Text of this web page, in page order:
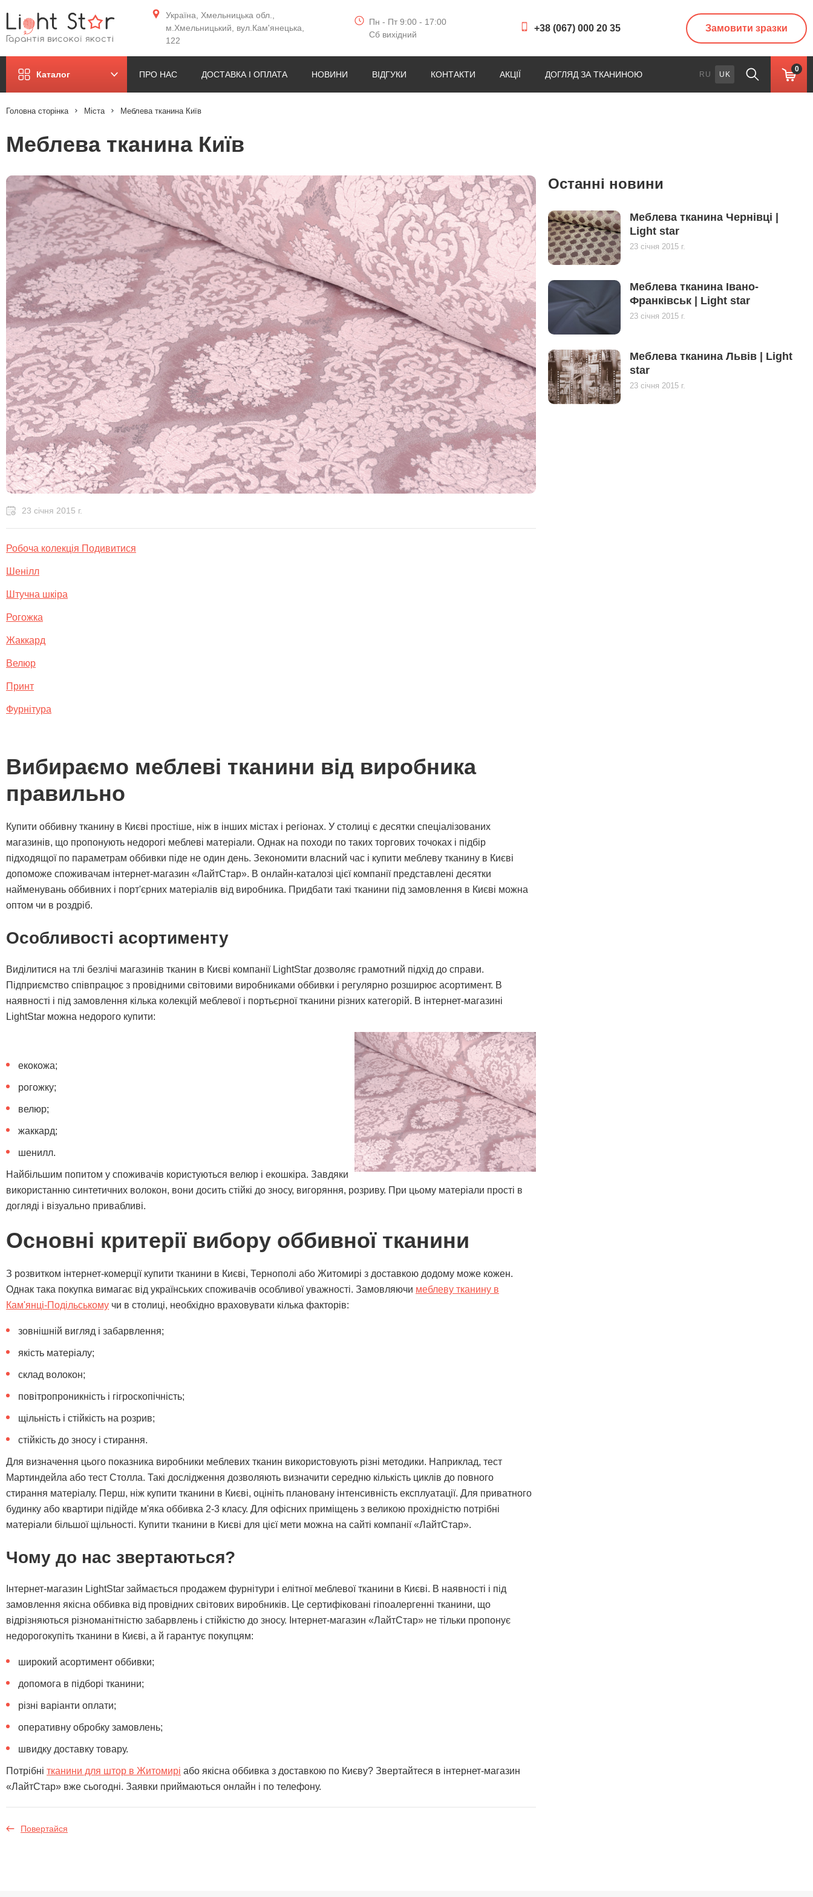
Україна, Хмельницька обл.,
м.Хмельницький, вул.Кам'янецька,
122
Пн - Пт 9:00 - 17:00
Сб вихідний
+38 (067) 000 20 35 Замовити зразки
Каталог ПРО НАС ДОСТАВКА І ОПЛАТА НОВИНИ ВІДГУКИ КОНТАКТИ АКЦІЇ ДОГЛЯД ЗА ТКАНИНОЮ RU UK
0
Головна сторінка Міста Меблева тканина Київ
Меблева тканина Київ
23 січня 2015 г.
Робоча колекція Подивитися
Шенілл
Штучна шкіра
Рогожка
Жаккард
Велюр
Принт
Фурнітура
Вибираємо меблеві тканини від виробника
правильно
Купити оббивну тканину в Києві простіше, ніж в інших містах і регіонах. У столиці є десятки спеціалізованих
магазинів, що пропонують недорогі меблеві матеріали. Однак на походи по таких торгових точоках і підбір
підходящої по параметрам оббивки піде не один день. Зекономити власний час і купити меблеву тканину в Києві
допоможе споживачам інтернет-магазин «ЛайтСтар». В онлайн-каталозі цієї компанії представлені десятки
найменувань оббивних і порт'єрних матеріалів від виробника. Придбати такі тканини під замовлення в Києві можна
оптом чи в роздріб.
Особливості асортименту
Виділитися на тлі безлічі магазинів тканин в Києві компанії LightStar дозволяє грамотний підхід до справи.
Підприємство співпрацює з провідними світовими виробниками оббивки і регулярно розширює асортимент. В
наявності і під замовлення кілька колекцій меблевої і портьєрної тканини різних категорій. В інтернет-магазині
LightStar можна недорого купити:
екокожа;
рогожку;
велюр;
жаккард;
шенилл.
Найбільшим попитом у споживачів користуються велюр і екошкіра. Завдяки
використанню синтетичних волокон, вони досить стійкі до зносу, вигоряння, розриву. При цьому матеріали прості в
догляді і візуально привабливі.
Основні критерії вибору оббивної тканини
З розвитком інтернет-комерції купити тканини в Києві, Тернополі або Житомирі з доставкою додому може кожен.
Однак така покупка вимагає від українських споживачів особливої ​​уважності. Замовляючи меблеву тканину в
Кам'янці-Подільському чи в столиці, необхідно враховувати кілька факторів:
зовнішній вигляд і забарвлення;
якість матеріалу;
склад волокон;
повітропроникність і гігроскопічність;
щільність і стійкість на розрив;
стійкість до зносу і стирання.
Для визначення цього показника виробники меблевих тканин використовують різні методики. Наприклад, тест
Мартиндейла або тест Столла. Такі дослідження дозволяють визначити середню кількість циклів до повного
стирання матеріалу. Перш, ніж купити тканини в Києві, оцініть плановану інтенсивність експлуатації. Для приватного
будинку або квартири підійде м'яка оббивка 2-3 класу. Для офісних приміщень з великою прохідністю потрібні
матеріали більшої щільності. Купити тканини в Києві для цієї мети можна на сайті компанії «ЛайтСтар».
Чому до нас звертаються?
Інтернет-магазин LightStar займається продажем фурнітури і елітної меблевої тканини в Києві. В наявності і під
замовлення якісна оббивка від провідних світових виробників. Це сертифіковані гіпоалергенні тканини, що
відрізняються різноманітністю забарвлень і стійкістю до зносу. Інтернет-магазин «ЛайтСтар» не тільки пропонує
недорогокупіть тканини в Києві, а й гарантує покупцям:
широкий асортимент оббивки;
допомога в підборі тканини;
різні варіанти оплати;
оперативну обробку замовлень;
швидку доставку товару.
Потрібні тканини для штор в Житомирі або якісна оббивка з доставкою по Києву? Звертайтеся в інтернет-магазин
«ЛайтСтар» вже сьогодні. Заявки приймаються онлайн і по телефону.
Повертайся
Останні новини
Меблева тканина Чернівці |
Light star
23 січня 2015 г.
Меблева тканина Івано-
Франківськ | Light star
23 січня 2015 г.
Меблева тканина Львів | Light
star
23 січня 2015 г.